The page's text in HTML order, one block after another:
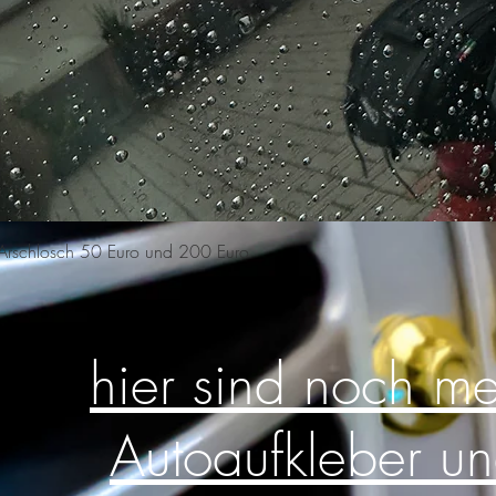
Schnellansicht
50 Euro und 200 Euro
hier sind noch
Autoaufkleber